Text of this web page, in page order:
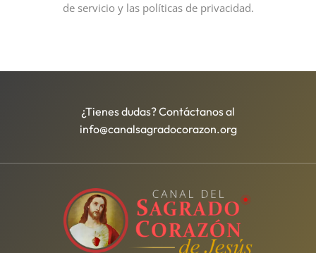
de servicio y las políticas de privacidad.
¿Tienes dudas? Contáctanos al
info@canalsagradocorazon.org